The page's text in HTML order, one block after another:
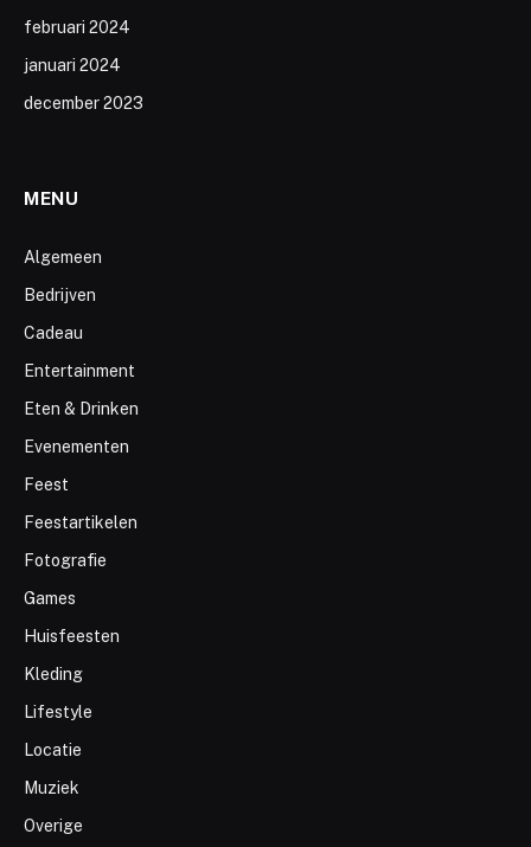
februari 2024
januari 2024
december 2023
MENU
Algemeen
Bedrijven
Cadeau
Entertainment
Eten & Drinken
Evenementen
Feest
Feestartikelen
Fotografie
Games
Huisfeesten
Kleding
Lifestyle
Locatie
Muziek
Overige